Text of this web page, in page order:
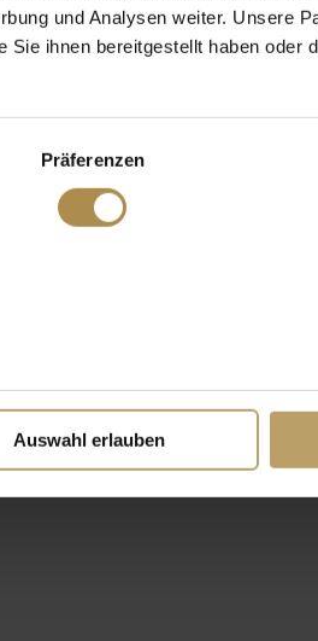
und Analysen weiter. Unsere
ihnen bereitgestellt haben oder
Präferenzen
Auswahl erlauben